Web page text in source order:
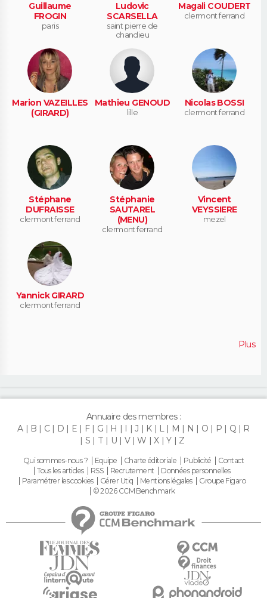
Guillaume
FROGIN
paris
Ludovic
SCARSELLA
saint pierre de
chandieu
Magali COUDERT
clermont ferrand
Marion VAZEILLES
(GIRARD)
Mathieu GENOUD
lille
Nicolas BOSSI
clermont ferrand
Stéphane
DUFRAISSE
clermont ferrand
Stéphanie
SAUTAREL
(MENU)
clermont ferrand
Vincent
VEYSSIERE
mezel
Yannick GIRARD
clermont ferrand
Plus
Annuaire des membres :
A
B C D E F G H I J K L M N O P Q
R
S
T U V W X Y Z
Qui sommes-nous ? Equipe Charte éditoriale Publicité
Contact
Tous les articles
RSS Recrutement
Données personnelles
Paramétrer les cookies
Gérer Utiq Mentions légales
Groupe Figaro
© 2026 CCM Benchmark